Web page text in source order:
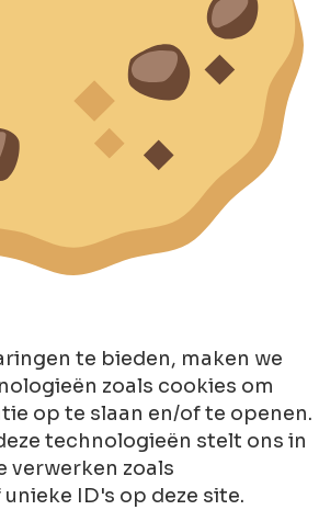
te bieden, maken we
zoals cookies om
op te slaan en/of te openen.
technologieën stelt ons in
verwerken zoals
ID's op deze site.